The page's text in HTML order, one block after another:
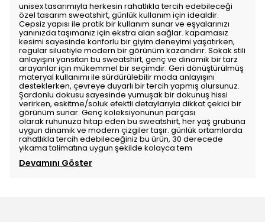
unisex tasarımıyla herkesin rahatlıkla tercih edebileceği
özel tasarım sweatshirt, günlük kullanım için idealdir.
Cepsiz yapısı ile pratik bir kullanım sunar ve eşyalarınızı
yanınızda taşımanız için ekstra alan sağlar. kapamasız
kesimi sayesinde konforlu bir giyim deneyimi yaşatırken,
regular siluetiyle modern bir görünüm kazandırır. Sokak stili
anlayışını yansıtan bu sweatshirt, genç ve dinamik bir tarz
arayanlar için mükemmel bir seçimdir. Geri dönüştürülmüş
materyal kullanımı ile sürdürülebilir moda anlayışını
desteklerken, çevreye duyarlı bir tercih yapmış olursunuz.
Şardonlu dokusu sayesinde yumuşak bir dokunuş hissi
verirken, eskitme/soluk efektli detaylarıyla dikkat çekici bir
görünüm sunar. Genç koleksiyonunun parçası
olarak ruhunuza hitap eden bu sweatshirt, her yaş grubuna
uygun dinamik ve modern çizgiler taşır. günlük ortamlarda
rahatlıkla tercih edebileceğiniz bu ürün, 30 derecede
yıkama talimatına uygun şekilde kolayca tem
Devamını Göster